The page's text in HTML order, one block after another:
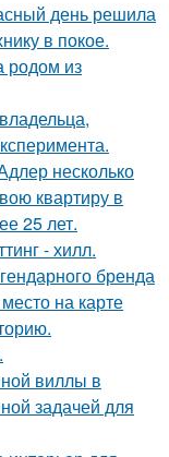
день решила
в покое.
родом из
несколько
квартиру в
25 лет.
- хилл.
бренда
на карте
виллы в
задачей для